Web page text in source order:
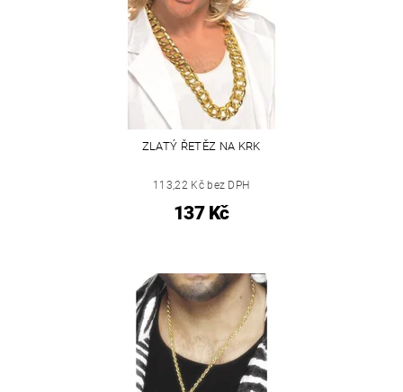
ZLATÝ ŘETĚZ NA KRK
113,22 Kč bez DPH
137 Kč